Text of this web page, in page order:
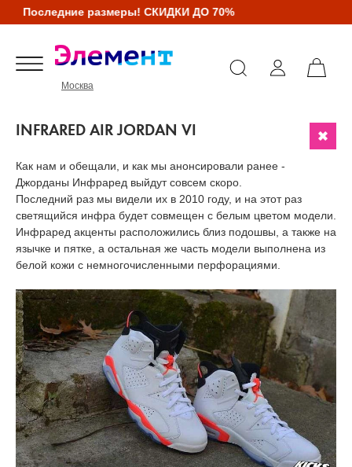
Последние размеры! СКИДКИ ДО 70%
Москва
INFRARED AIR JORDAN VI
Как нам и обещали, и как мы анонсировали ранее -
Джорданы Инфраред выйдут совсем скоро.
Последний раз мы видели их в 2010 году, и на этот раз
светящийся инфра будет совмещен с белым цветом модели.
Инфраред акценты расположились близ подошвы, а также на
язычке и пятке, а остальная же часть модели выполнена из
белой кожи с немногочисленными перфорациями.